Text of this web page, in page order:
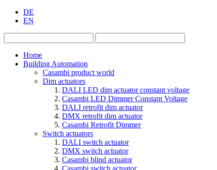
DE
EN
Home
Building Automation
Casambi product world
Dim actuators
DALI LED dim actuator constant voltage
Casambi LED Dimmer Constant Voltage
DALI retrofit dim actuator
DMX retrofit dim actuator
Casambi Retrofit Dimmer
Switch actuators
DALI switch actuator
DMX switch actuator
Casambi blind actuator
Casambi switch actuator